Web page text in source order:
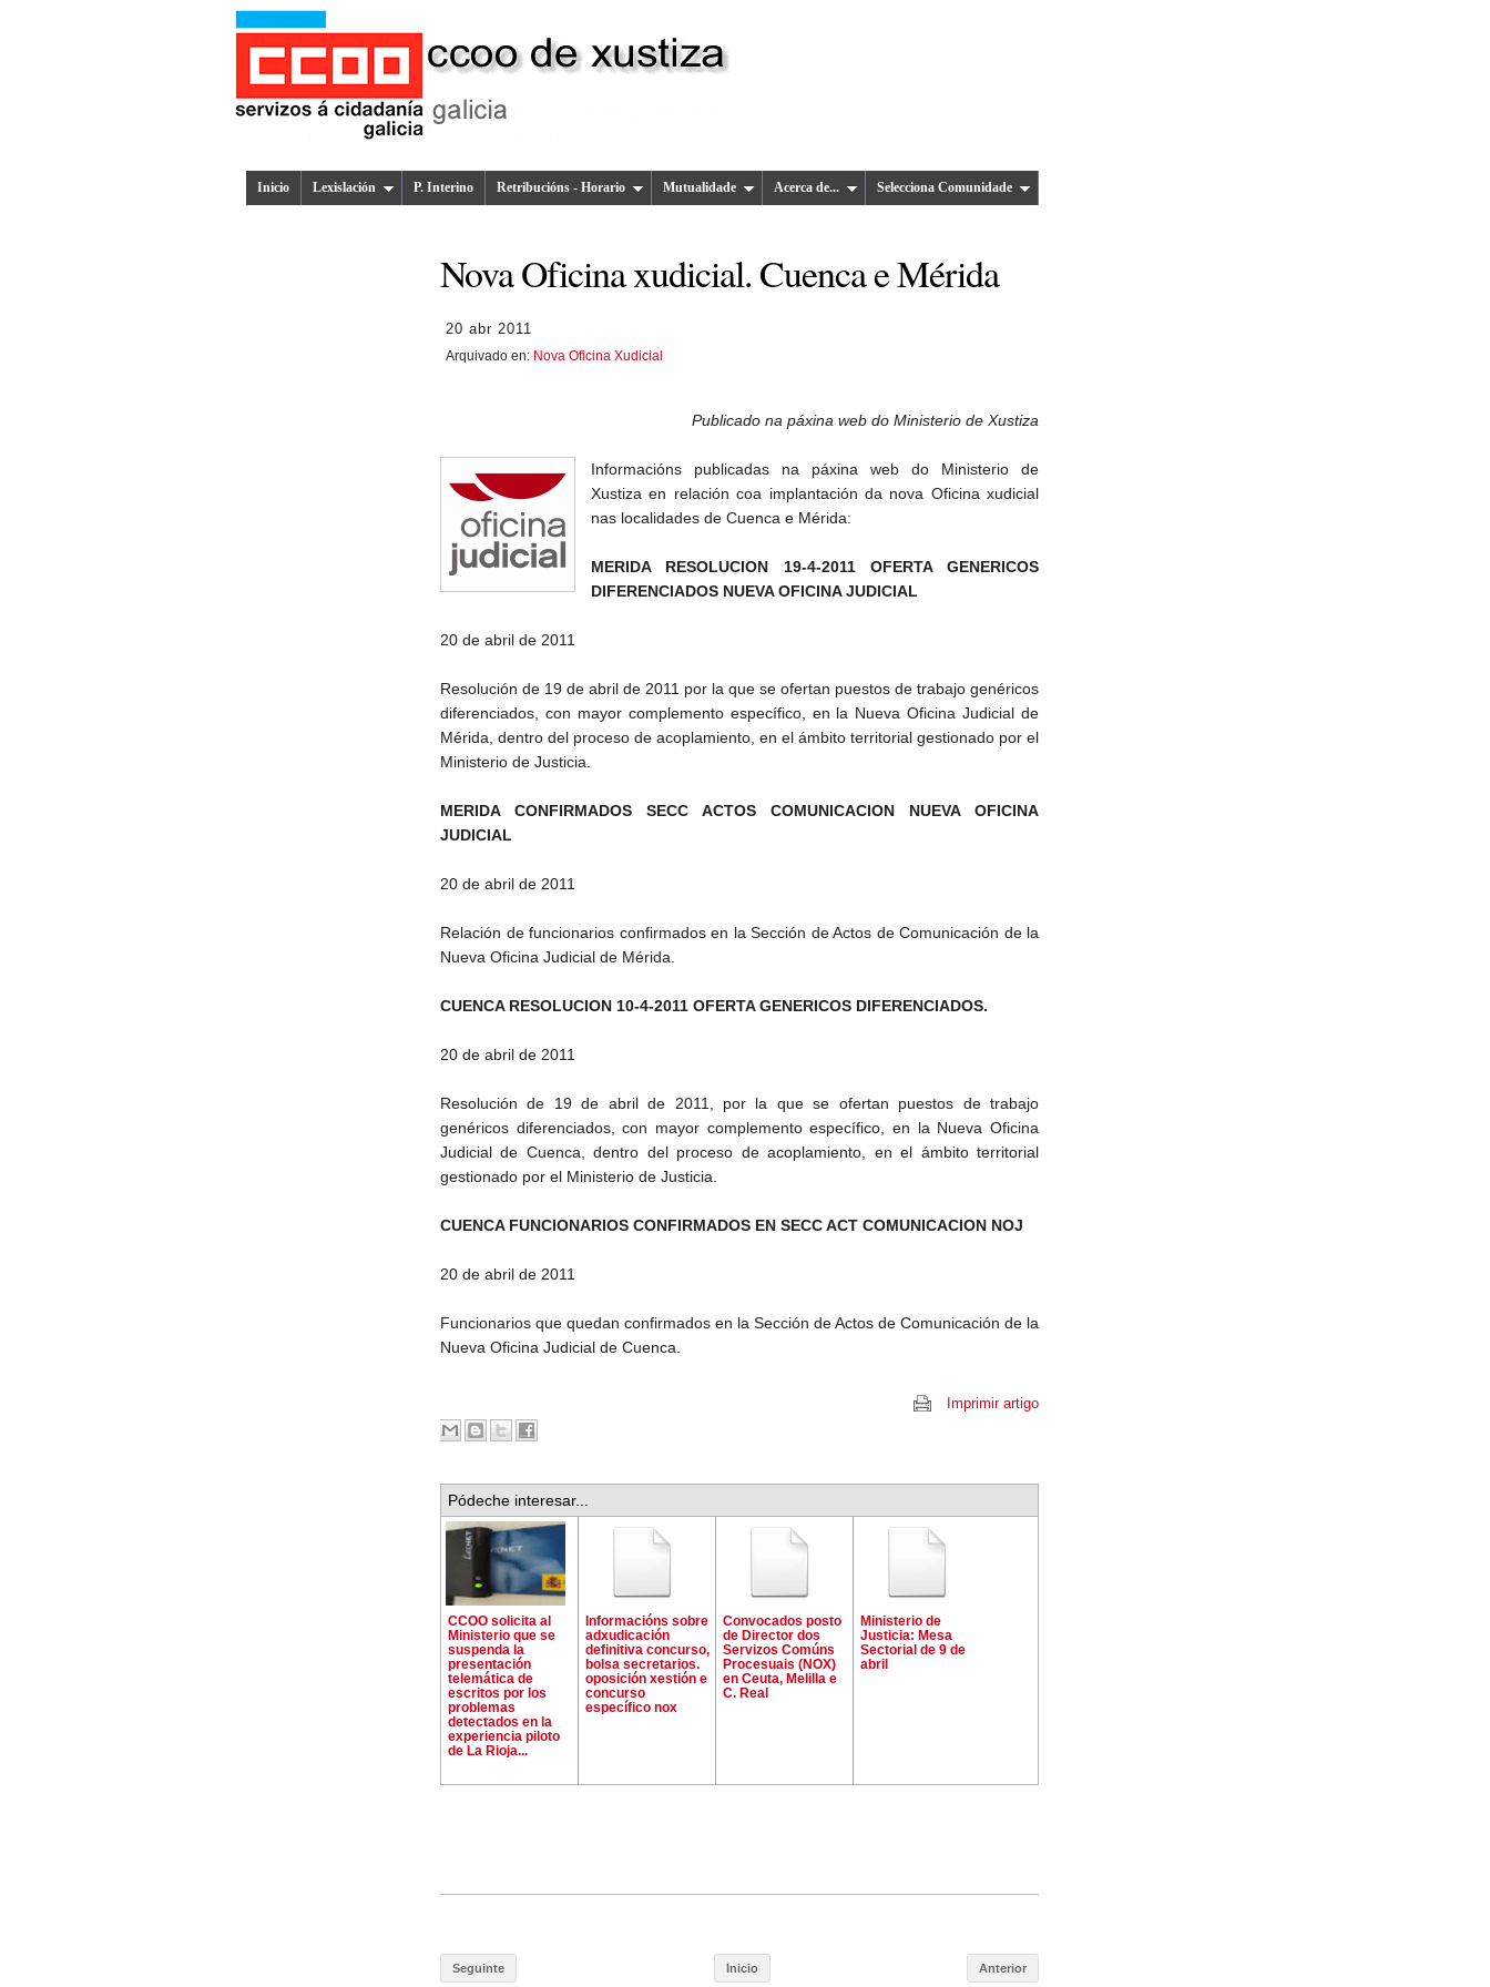
Inicio Lexislación P. Interino Retribucións - Horario Mutualidade Acerca de... Selecciona Comunidade
Nova Oficina xudicial. Cuenca e Mérida
20 abr 2011
Arquivado en: Nova Oficina Xudicial
Publicado na páxina web do Ministerio de Xustiza
Informacións publicadas na páxina web do Ministerio de
Xustiza en relación coa implantación da nova Oficina xudicial
nas localidades de Cuenca e Mérida:
MERIDA RESOLUCION 19-4-2011 OFERTA GENERICOS
DIFERENCIADOS NUEVA OFICINA JUDICIAL
20 de abril de 2011
Resolución de 19 de abril de 2011 por la que se ofertan puestos de trabajo genéricos
diferenciados, con mayor complemento específico, en la Nueva Oficina Judicial de
Mérida, dentro del proceso de acoplamiento, en el ámbito territorial gestionado por el
Ministerio de Justicia.
MERIDA CONFIRMADOS SECC ACTOS COMUNICACION NUEVA OFICINA
JUDICIAL
20 de abril de 2011
Relación de funcionarios confirmados en la Sección de Actos de Comunicación de la
Nueva Oficina Judicial de Mérida.
CUENCA RESOLUCION 10-4-2011 OFERTA GENERICOS DIFERENCIADOS.
20 de abril de 2011
Resolución de 19 de abril de 2011, por la que se ofertan puestos de trabajo
genéricos diferenciados, con mayor complemento específico, en la Nueva Oficina
Judicial de Cuenca, dentro del proceso de acoplamiento, en el ámbito territorial
gestionado por el Ministerio de Justicia.
CUENCA FUNCIONARIOS CONFIRMADOS EN SECC ACT COMUNICACION NOJ
20 de abril de 2011
Funcionarios que quedan confirmados en la Sección de Actos de Comunicación de la
Nueva Oficina Judicial de Cuenca.
Imprimir artigo
Pódeche interesar...
CCOO solicita al
Ministerio que se
suspenda la
presentación
telemática de
escritos por los
problemas
detectados en la
experiencia piloto
de La Rioja...
Informacións sobre
adxudicación
definitiva concurso,
bolsa secretarios.
oposición xestión e
concurso
específico nox
Convocados posto
de Director dos
Servizos Comúns
Procesuais (NOX)
en Ceuta, Melilla e
C. Real
Ministerio de
Justicia: Mesa
Sectorial de 9 de
abril
Seguinte Anterior
Inicio